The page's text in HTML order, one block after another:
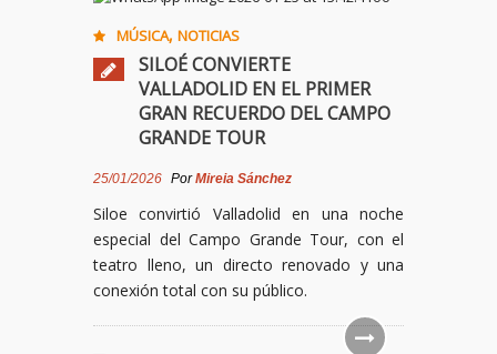
MÚSICA, NOTICIAS
SILOÉ CONVIERTE
VALLADOLID EN EL PRIMER
GRAN RECUERDO DEL CAMPO
GRANDE TOUR
25/01/2026 PorMireia Sánchez
Siloe convirtió Valladolid en una noche
especial del Campo Grande Tour, con el
teatro lleno, un directo renovado y una
conexión total con su público.